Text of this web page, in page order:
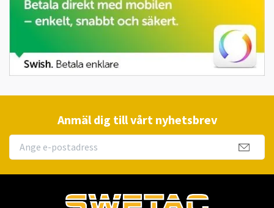
Anmäl dig till vårt nyhetsbrev